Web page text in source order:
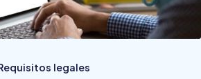
legales